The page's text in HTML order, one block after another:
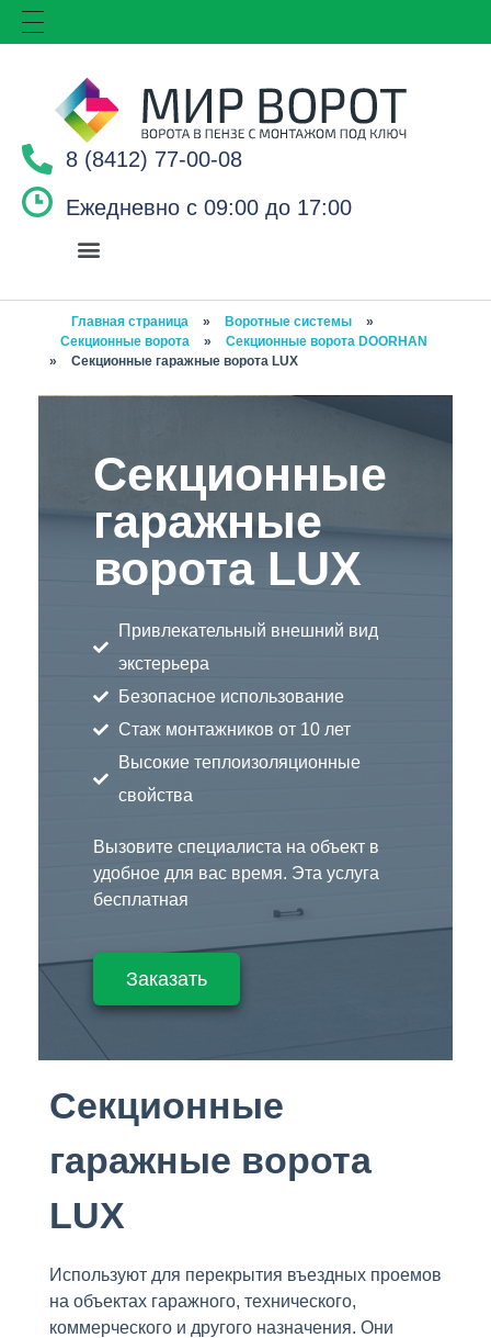
8 (8412) 77-00-08
Ежедневно с 09:00 до 17:00
Главная страница » Воротные системы
»
Секционные ворота
»
Секционные ворота DOORHAN
»
Секционные гаражные ворота LUX
Секционные
гаражные
ворота LUX
Привлекательный внешний вид
экстерьера
Безопасное использование
Стаж монтажников от 10 лет
Высокие теплоизоляционные
свойства
Вызовите специалиста на объект в
удобное для вас время. Эта услуга
бесплатная
Заказать
Секционные
гаражные ворота
LUX
Используют для перекрытия въездных проемов
на объектах гаражного, технического,
коммерческого и другого назначения. Они